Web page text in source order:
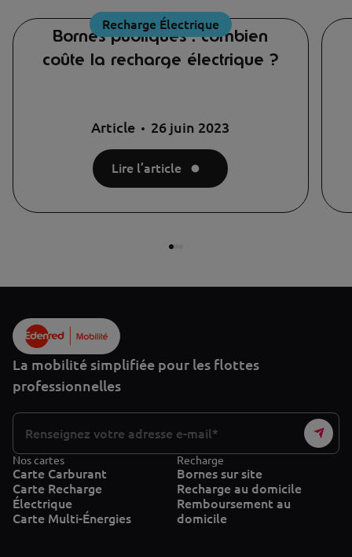
Recharge Électrique
Bornes publiques : combien
coûte la recharge électrique ?
Article 26 juin 2023
Lire l’article
La mobilité simplifiée pour les flottes
professionnelles
Nos cartes
Carte Carburant
Carte Recharge
Électrique
Carte Multi-Énergies
Recharge
Bornes sur site
Recharge au domicile
Remboursement au
domicile